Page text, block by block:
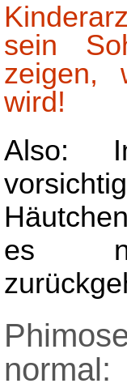
sein
zeigen,
wird!
Also:
es
normal: